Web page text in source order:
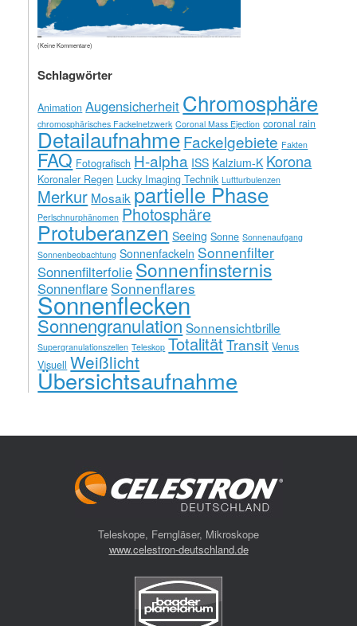
(Keine Kommentare)
Schlagwörter
Animation Augensicherheit Chromosphäre
chromosphärisches Fackelnetzwerk Coronal Mass Ejection coronal rain
DetailaufnahmeFackelgebiete Fakten
FAQ Fotografisch H-alpha ISS Kalzium-K Korona
Koronaler Regen Lucky Imaging Technik Luftturbulenzen
Merkur Mosaik partielle Phase
Perlschnurphänomen Photosphäre
Protuberanzen Seeing Sonne Sonnenaufgang
Sonnenbeobachtung Sonnenfackeln Sonnenfilter
Sonnenfilterfolie Sonnenfinsternis
Sonnenflare Sonnenflares
Sonnenflecken
SonnengranulationSonnensichtbrille
Supergranulationszellen Teleskop TotalitätTransit Venus
Visuell Weißlicht
Übersichtsaufnahme
Teleskope, Ferngläser, Mikroskope
www.celestron-deutschland.de